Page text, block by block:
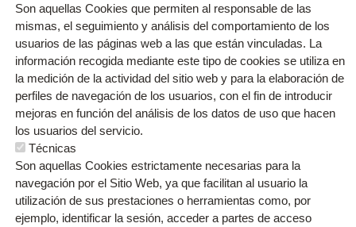
Gurekin lan egin
Contacto
Son aquellas Cookies que permiten al responsable de las
mismas, el seguimiento y análisis del comportamiento de los
usuarios de las páginas web a las que están vinculadas. La
información recogida mediante este tipo de cookies se utiliza en
la medición de la actividad del sitio web y para la elaboración de
perfiles de navegación de los usuarios, con el fin de introducir
mejoras en función del análisis de los datos de uso que hacen
los usuarios del servicio.
Técnicas
Son aquellas Cookies estrictamente necesarias para la
navegación por el Sitio Web, ya que facilitan al usuario la
utilización de sus prestaciones o herramientas como, por
ejemplo, identificar la sesión, acceder a partes de acceso